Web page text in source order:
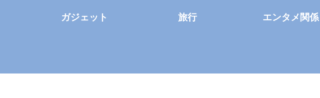
ガジェット 旅行 エンタメ関係